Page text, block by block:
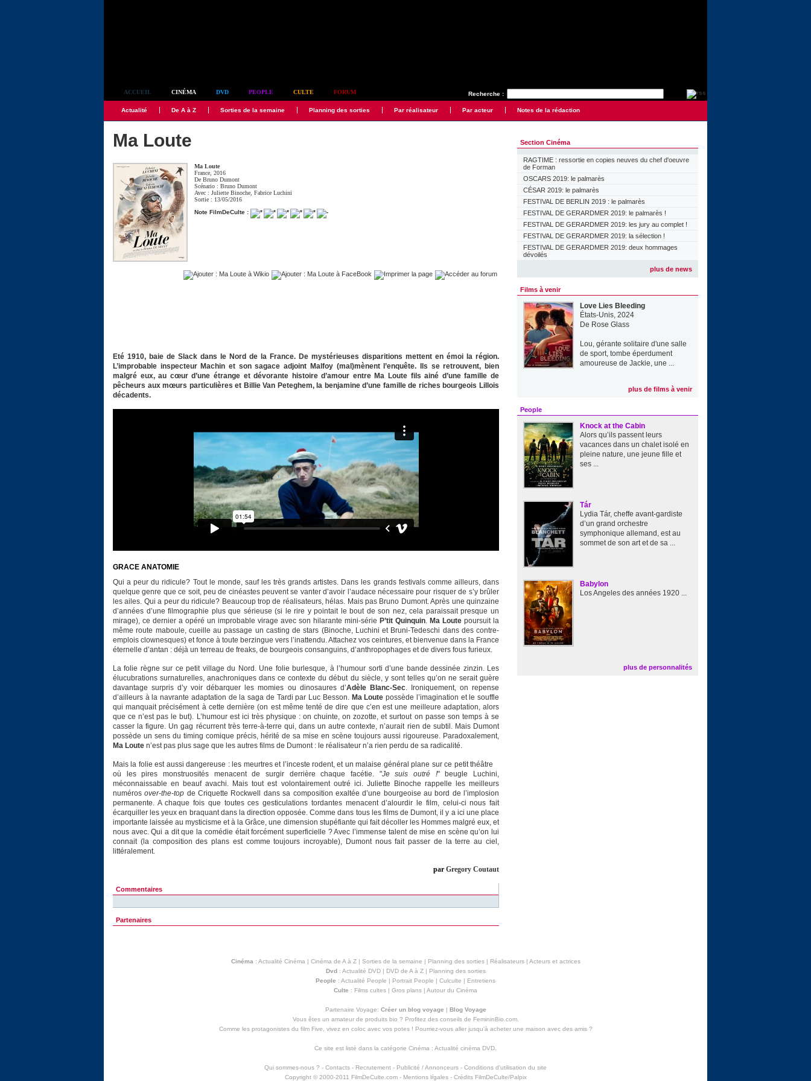
Recherche :
ACCUEIL CINÉMA DVD PEOPLE CULTE FORUM
Actualité De A à Z Sorties de la semaine Planning des sorties Par réalisateur Par acteur Notes de la rédaction
Ma Loute
Ma Loute
France, 2016
DeBruno Dumont
Scénario :Bruno Dumont
Avec :Juliette Binoche ,Fabrice Luchini
Sortie : 13/05/2016
Note FilmDeCulte :
Eté 1910, baie de Slack dans le Nord de la France. De mystérieuses disparitions mettent en émoi la région.
L’improbable inspecteur Machin et son sagace adjoint Malfoy (mal)mènent l’enquête. Ils se retrouvent, bien
malgré eux, au cœur d’une étrange et dévorante histoire d’amour entre Ma Loute fils ainé d’une famille de
pêcheurs aux mœurs particulières et Billie Van Peteghem, la benjamine d’une famille de riches bourgeois Lillois
décadents.
GRACE ANATOMIE
Qui a peur du ridicule? Tout le monde, sauf les très grands artistes. Dans les grands festivals comme ailleurs, dans
quelque genre que ce soit, peu de cinéastes peuvent se vanter d’avoir l’audace nécessaire pour risquer de s’y brûler
les ailes. Qui a peur du ridicule? Beaucoup trop de réalisateurs, hélas. Mais pas Bruno Dumont. Après une quinzaine
d’années d’une filmographie plus que sérieuse (si le rire y pointait le bout de son nez, cela paraissait presque un
mirage), ce dernier a opéré un improbable virage avec son hilarante mini-série P’tit Quinquin. Ma Loute poursuit la
même route maboule, cueille au passage un casting de stars (Binoche, Luchini et Bruni-Tedeschi dans des contre-
emplois clownesques) et fonce à toute berzingue vers l’inattendu. Attachez vos ceintures, et bienvenue dans la France
éternelle d’antan : déjà un terreau de freaks, de bourgeois consanguins, d’anthropophages et de divers fous furieux.
La folie règne sur ce petit village du Nord. Une folie burlesque, à l’humour sorti d’une bande dessinée zinzin. Les
élucubrations surnaturelles, anachroniques dans ce contexte du début du siècle, y sont telles qu’on ne serait guère
davantage surpris d’y voir débarquer les momies ou dinosaures d’Adèle Blanc-Sec. Ironiquement, on repense
d’ailleurs à la navrante adaptation de la saga de Tardi par Luc Besson. Ma Loute possède l’imagination et le souffle
qui manquait précisément à cette dernière (on est même tenté de dire que c’en est une meilleure adaptation, alors
que ce n’est pas le but). L’humour est ici très physique : on chuinte, on zozotte, et surtout on passe son temps à se
casser la figure. Un gag récurrent très terre-à-terre qui, dans un autre contexte, n’aurait rien de subtil. Mais Dumont
possède un sens du timing comique précis, hérité de sa mise en scène toujours aussi rigoureuse. Paradoxalement,
Ma Loute n’est pas plus sage que les autres films de Dumont : le réalisateur n’a rien perdu de sa radicalité.
Mais la folie est aussi dangereuse : les meurtres et l’inceste rodent, et un malaise général plane sur ce petit théâtre
où les pires monstruosités menacent de surgir derrière chaque facétie. "Je suis outré !" beugle Luchini,
méconnaissable en beauf avachi. Mais tout est volontairement outré ici. Juliette Binoche rappelle les meilleurs
numérosover-the-top de Criquette Rockwell dans sa composition exaltée d’une bourgeoise au bord de l’implosion
permanente. A chaque fois que toutes ces gesticulations tordantes menacent d’alourdir le film, celui-ci nous fait
écarquiller les yeux en braquant dans la direction opposée. Comme dans tous les films de Dumont, il y a ici une place
importante laissée au mysticisme et à la Grâce, une dimension stupéfiante qui fait décoller les Hommes malgré eux, et
nous avec. Qui a dit que la comédie était forcément superficielle ? Avec l’immense talent de mise en scène qu’on lui
connait (la composition des plans est comme toujours incroyable), Dumont nous fait passer de la terre au ciel,
littéralement.
par Gregory Coutaut
Commentaires
Partenaires
Section Cinéma
RAGTIME : ressortie en copies neuves du chef d'oeuvre
de Forman
OSCARS 2019: le palmarès
CÉSAR 2019: le palmarès
FESTIVAL DE BERLIN 2019 : le palmarès
FESTIVAL DE GERARDMER 2019: le palmarès !
FESTIVAL DE GERARDMER 2019: les jury au complet !
FESTIVAL DE GERARDMER 2019: la sélection !
FESTIVAL DE GERARDMER 2019: deux hommages
dévoilés
plus de news
Films à venir
Love Lies Bleeding
États-Unis, 2024
De Rose Glass
Lou, gérante solitaire d'une salle
de sport, tombe éperdument
amoureuse de Jackie, une ...
plus de films à venir
People
Knock at the Cabin
Alors qu’ils passent leurs
vacances dans un chalet isolé en
pleine nature, une jeune fille et
ses ...
Tár
Lydia Tár, cheffe avant-gardiste
d’un grand orchestre
symphonique allemand, est au
sommet de son art et de sa ...
Babylon
Los Angeles des années 1920 ...
plus de personnalités
Cinéma : Actualité Cinéma | Cinéma de A à Z| Sorties de la semaine | Planning des sorties| Réalisateurs| Acteurs et actrices
Dvd: Actualité DVD| DVD de A à Z| Planning des sorties
People : Actualité People | Portrait People | Culculte | Entretiens
Culte : Films cultes | Gros plans | Autour du Cinéma
Partenaire Voyage: Créer un blog voyage | Blog Voyage
Vous êtes un amateur de produits bio ? Profitez des conseils de FemininBio.com.
Comme les protagonistes du film Five, vivez en coloc avec vos potes ! Pourriez-vous aller jusqu'à acheter une maison avec des amis?
Ce site est listé dans la catégorie Cinéma : Actualité cinéma DVD
Qui sommes-nous ? - Contacts - Recrutement - Publicité / Annonceurs - Conditions d'utilisation du site
Copyright © 2000-2011 FilmDeCulte.com - Mentions lŕgales- Crédits FilmDeCulte/Palpix